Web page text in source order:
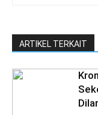
ARTIKEL TERKAIT